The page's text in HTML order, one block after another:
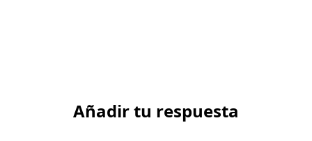
Añadir tu respuesta